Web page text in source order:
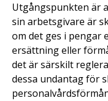
Utgångspunkten är
sin arbetsgivare är
om det ges i pengar
ersättning eller
det är särskilt
dessa undantag för